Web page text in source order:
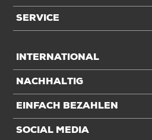
SERVICE
INTERNATIONAL
NACHHALTIG
EINFACH BEZAHLEN
SOCIAL MEDIA